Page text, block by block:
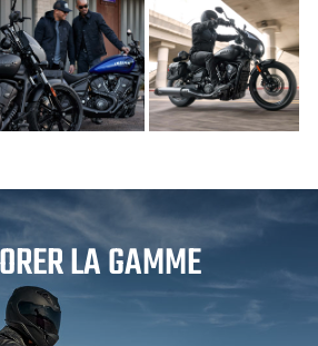
LA GAMME